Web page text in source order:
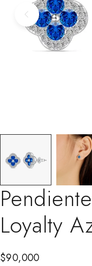
Loyalty
$90,000